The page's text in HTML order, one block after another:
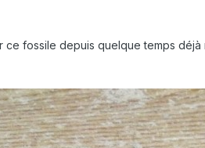
fossile depuis quelque temps